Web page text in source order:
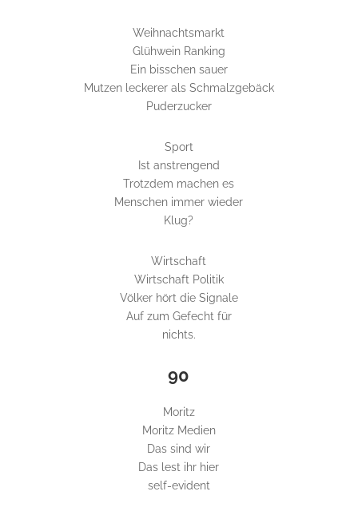
Weihnachtsmarkt
Glühwein Ranking
Ein bisschen sauer
Mutzen leckerer als Schmalzgebäck
Puderzucker
Sport
Ist anstrengend
Trotzdem machen es
Menschen immer wieder
Klug?
Wirtschaft
Wirtschaft Politik
Völker hört die Signale
Auf zum Gefecht für
nichts.
90
Moritz
Moritz Medien
Das sind wir
Das lest ihr hier
self-evident